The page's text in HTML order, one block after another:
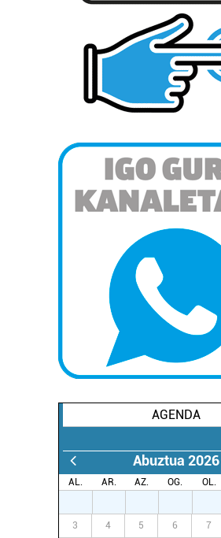
AGENDA
Abuztua 2026
AL. AR. AZ. OG. OL.
3 4 5 6 7